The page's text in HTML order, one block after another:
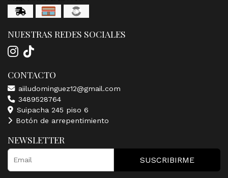
NUESTRAS REDES SOCIALES
CONTACTO
aiiludominguez12@gmail.com
3489528764
Suipacha 245 piso 6
Botón de arrepentimiento
NEWSLETTER
SUSCRIBIRME